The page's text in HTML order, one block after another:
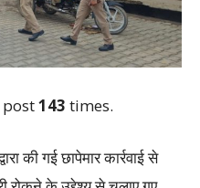
post143 times.
की गई छापेमार कार्रवाई से